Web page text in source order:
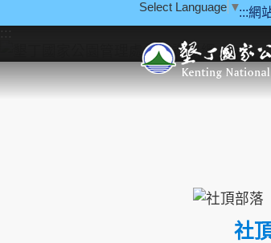
:::網
Select Language ▼
:::
社